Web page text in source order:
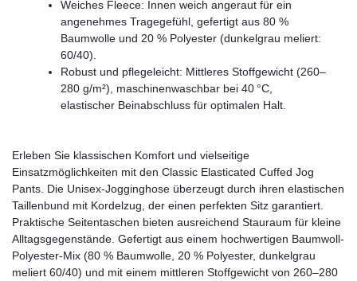
Weiches Fleece: Innen weich angeraut für ein
angenehmes Tragegefühl, gefertigt aus 80 %
Baumwolle und 20 % Polyester (dunkelgrau meliert:
60/40).
Robust und pflegeleicht: Mittleres Stoffgewicht (260–
280 g/m²), maschinenwaschbar bei 40 °C,
elastischer Beinabschluss für optimalen Halt.
Erleben Sie klassischen Komfort und vielseitige
Einsatzmöglichkeiten mit den Classic Elasticated Cuffed Jog
Pants. Die Unisex-Jogginghose überzeugt durch ihren elastischen
Taillenbund mit Kordelzug, der einen perfekten Sitz garantiert.
Praktische Seitentaschen bieten ausreichend Stauraum für kleine
Alltagsgegenstände. Gefertigt aus einem hochwertigen Baumwoll-
Polyester-Mix (80 % Baumwolle, 20 % Polyester, dunkelgrau
meliert 60/40) und mit einem mittleren Stoffgewicht von 260–280